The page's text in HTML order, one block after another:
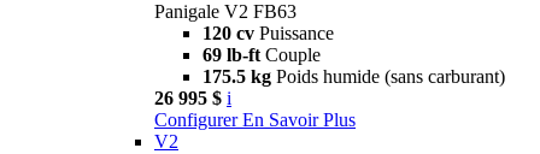
Panigale V2 FB63
120 cv Puissance
69 lb-ft Couple
175.5 kg Poids humide (sans carburant)
26 995 $ i
Configurer En Savoir Plus
V2